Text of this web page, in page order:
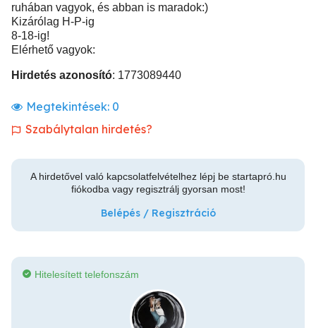
ruhában vagyok, és abban is maradok:)
Kizárólag H-P-ig
8-18-ig!
Elérhető vagyok:
Hirdetés azonosító: 1773089440
Megtekintések: 0
Szabálytalan hirdetés?
A hirdetővel való kapcsolatfelvételhez lépj be startapró.hu
fiókodba vagy regisztrálj gyorsan most!
Belépés / Regisztráció
Hitelesített telefonszám